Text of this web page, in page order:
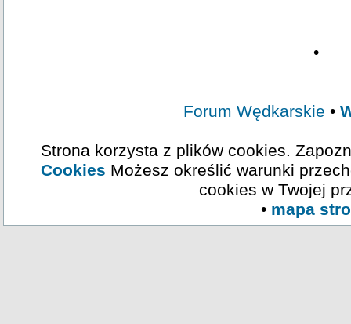
•
Forum Wędkarskie •
Strona korzysta z plików cookies.
Cookies Możesz określić warunki
cookies w Twojej
• mapa